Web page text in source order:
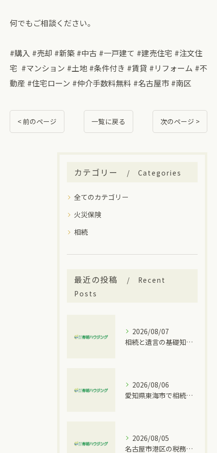
何でもご相談ください。
#購入 #売却 #新築 #中古 #一戸建て #建売住宅 #注文住
宅 #マンション #土地 #条件付き #賃貸 #リフォーム #不
動産 #住宅ローン #仲介手数料無料 #名古屋市 #南区
< 前のページ 一覧に戻る 次のページ >
カテゴリー Categories
全てのカテゴリー
火災保険
相続
最近の投稿
Recent
Posts
2026/08/07
相続と遺言の基礎知識を大府市の実情に合わせて分かりやすく解説
2026/08/06
愛知県東海市で相続トラブルが発生した時に取るべき具体的な手順と窓口比較
2026/08/05
名古屋市港区の税務情報と相続税の相談先を一度に分かりやすく整理